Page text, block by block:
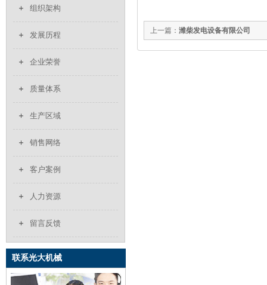
上一篇： 潍柴发电设备有限公司
组织架构
发展历程
企业荣誉
质量体系
生产区域
销售网络
客户案例
人力资源
留言反馈
联系光大机械